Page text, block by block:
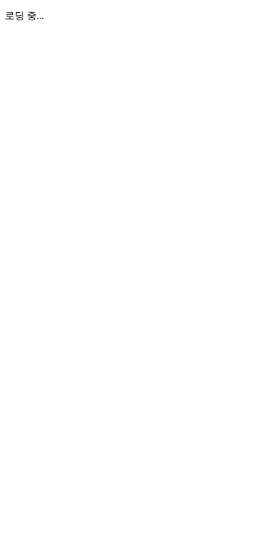
로딩 중...